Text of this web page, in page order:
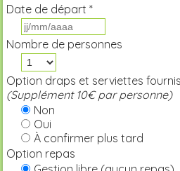
Date de départ *
Nombre de personnes
Option draps et serviettes
(Supplément 10€ par personne)
Non
Oui
À confirmer plus tard
Option repas